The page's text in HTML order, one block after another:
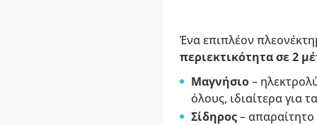
Ένα επιπλέον
περιεκτικότητα σε 2
Μαγνήσιο–
όλους, ιδιαίτερα για
Σίδηρος– απαραίτητο